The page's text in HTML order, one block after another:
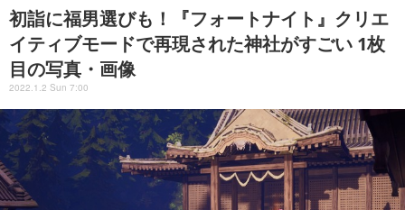
初詣に福男選びも！『フォートナイト』クリエ
イティブモードで再現された神社がすごい 1枚
目の写真・画像
2022.1.2 Sun 7:00